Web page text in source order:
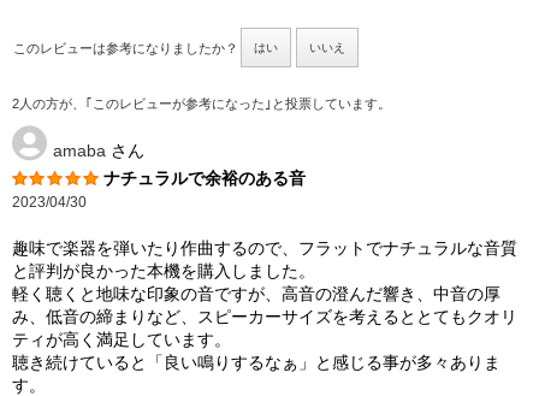
このレビューは参考になりましたか？ はい いいえ
2人の方が、｢このレビューが参考になった｣と投票しています。
amaba さん
ナチュラルで余裕のある音
2023/04/30
趣味で楽器を弾いたり作曲するので、フラットでナチュラルな音質
と評判が良かった本機を購入しました。
軽く聴くと地味な印象の音ですが、高音の澄んだ響き、中音の厚
み、低音の締まりなど、スピーカーサイズを考えるととてもクオリ
ティが高く満足しています。
聴き続けていると「良い鳴りするなぁ」と感じる事が多々ありま
す。